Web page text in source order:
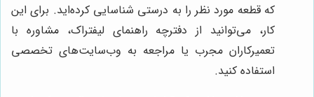
که قطعه مورد نظر را به درستی شناسایی کرده‌اید. برای این
کار، می‌توانید از دفترچه راهنمای لیفتراک، مشاوره با
تعمیرکاران مجرب یا مراجعه به وب‌سایت‌های تخصصی
استفاده کنید.